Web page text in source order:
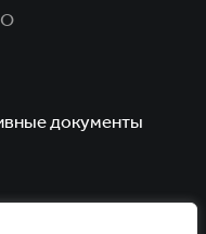
документы